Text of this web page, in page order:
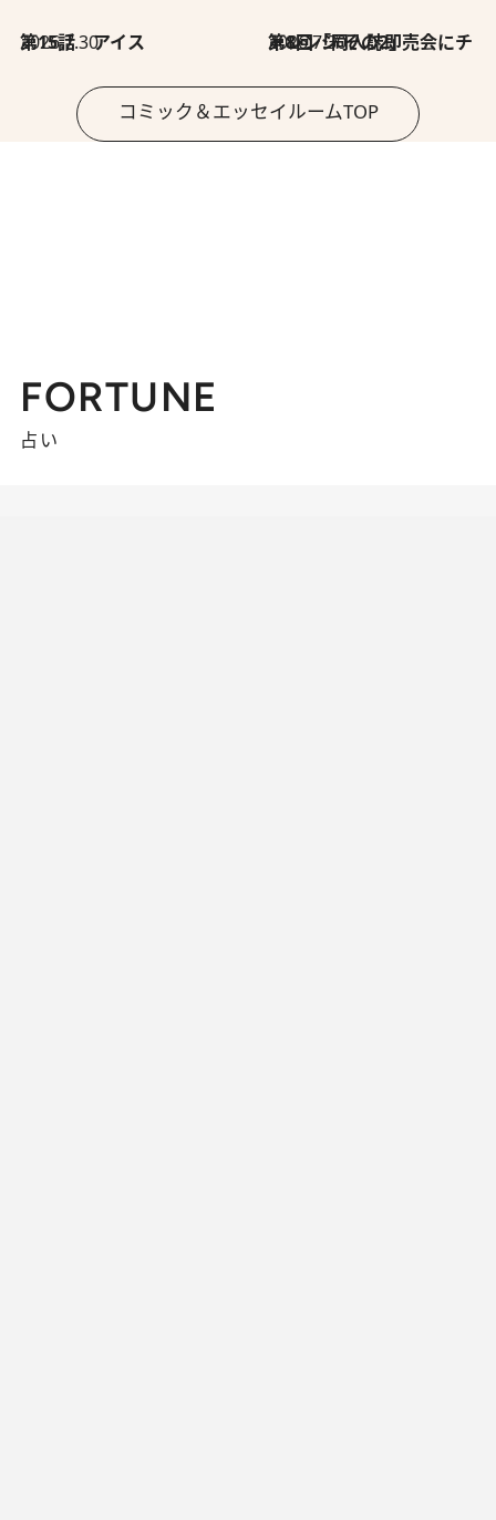
2026.7.30
第15話 アイス 2026.7.30
第8回「同人誌即売会にチャレンジ その2」
コミック＆エッセイルームTOP
FORTUNE
占い